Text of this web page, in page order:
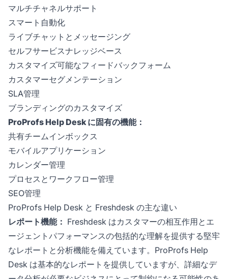
マルチチャネルサポート
スマート自動化
ライブチャットとメッセージング
セルフサービスナレッジベース
カスタマイズ可能なフィードバックフォーム
カスタマーセグメンテーション
SLA管理
ブランディングのカスタマイズ
ProProfs Help Desk に固有の機能：
共有チームインボックス
モバイルアプリケーション
カレンダー管理
プロセスとワークフロー管理
SEO管理
ProProfs Help Desk と Freshdesk の主な違い
レポート機能： Freshdesk はカスタマーの相互作用とエ
ージェントパフォーマンスの包括的な理解を提供する堅牢
なレポートと分析機能を備えています。ProProfs Help
Desk は基本的なレポートを提供していますが、詳細なデ